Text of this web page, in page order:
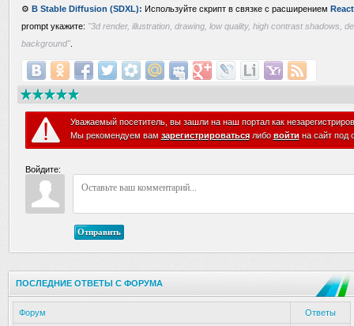
⚙️ В Stable Diffusion (SDXL): Используйте скрипт в связке с расширением
prompt укажите: "3d render, illustration, drawing, low quality, high contrast shadows,
background"
Уважаемый посетитель, вы зашли на наш портал как
Мы рекомендуем вам зарегистрироватьсялибо войти на сайт под
Войдите:
Отправить
ПОСЛЕДНИЕ ОТВЕТЫ С ФОРУМА
Форум Ответы